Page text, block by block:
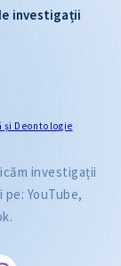
investigații
și Deontologie
investigații
YouTube,